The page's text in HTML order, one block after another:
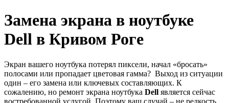
Замена экрана в ноутбуке
Dell в Кривом Роге
Экран вашего ноутбука потерял пиксели, начал «бросать»
полосами или пропадает цветовая гамма? Выход из ситуации
один – его замена или ключевых составляющих. К
сожалению, но ремонт экрана ноутбука Dell является сейчас
востребованной услугой. Поэтому ваш случай – не редкость.